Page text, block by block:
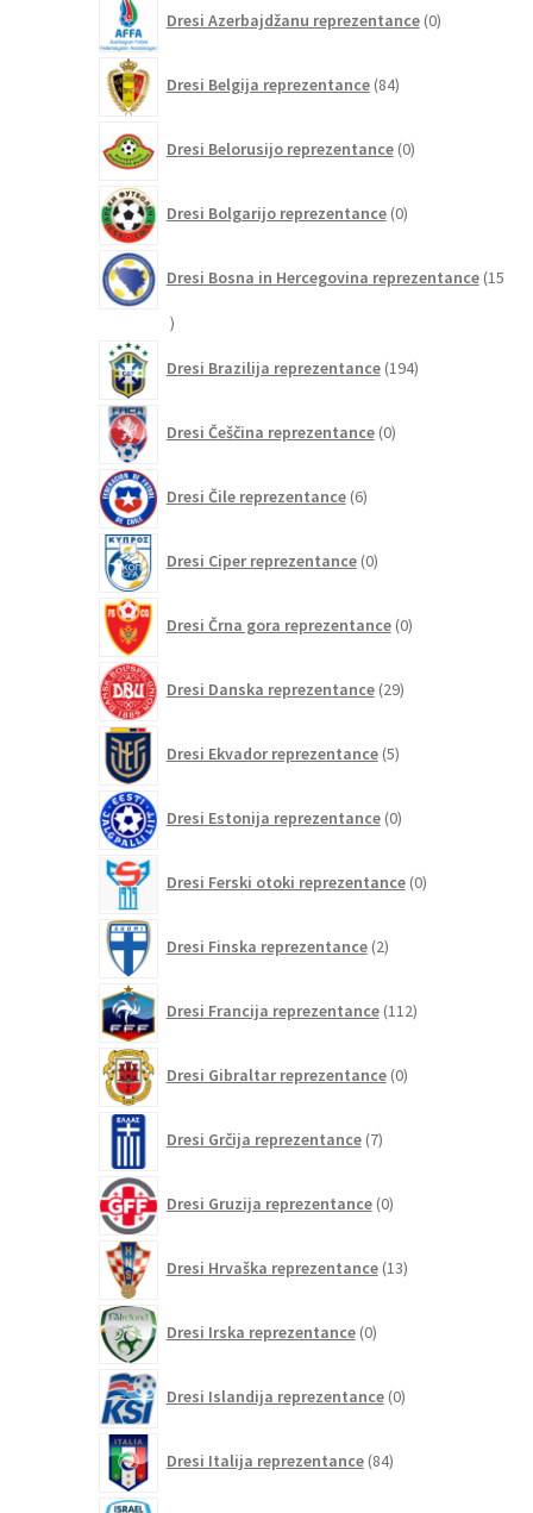
Dresi Azerbajdžanu reprezentance 0izdelkov
Dresi Belgija reprezentance 84izdelkov
Dresi Belorusijo reprezentance 0izdelkov
Dresi Bolgarijo reprezentance 0izdelkov
Dresi Bosna in Hercegovina reprezentance 15
15
Dresi Brazilija reprezentance 194izdelkov
Dresi Češčina reprezentance 0izdelkov
Dresi Čile reprezentance 6izdelkov
Dresi Ciper reprezentance 0izdelkov
Dresi Črna gora reprezentance 0izdelkov
Dresi Danska reprezentance 29izdelkov
Dresi Ekvador reprezentance 5izdelkov
Dresi Estonija reprezentance 0izdelkov
Dresi Ferski otoki reprezentance 0izdelkov
Dresi Finska reprezentance 2izdelka
Dresi Francija reprezentance 112izdelkov
Dresi Gibraltar reprezentance 0izdelkov
Dresi Grčija reprezentance 7izdelkov
Dresi Gruzija reprezentance 0izdelkov
Dresi Hrvaška reprezentance 13izdelkov
Dresi Irska reprezentance 0izdelkov
Dresi Islandija reprezentance 0izdelkov
Dresi Italija reprezentance 84izdelkov